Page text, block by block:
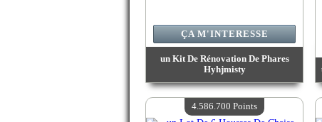
un Kit De Rénovation De Phares
Hyhjmisty
Valeur :4 858 900 Points
Quantité Disponible :4
ÇA M'INTERESSE
4.586.700 Points